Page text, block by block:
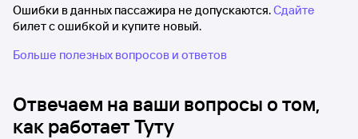
Ошибки в данных пассажира не допускаются.Сдайте
билет с ошибкой и купите новый.
Больше полезных вопросов и ответов
Отвечаем на ваши вопросы о том,
как работает Туту